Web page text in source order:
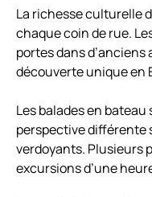
La richesse culturelle
chaque coin de rue.
portes dans
découverte unique en
Les balades en
perspective différente
verdoyants. Plusieurs
excursions d’une